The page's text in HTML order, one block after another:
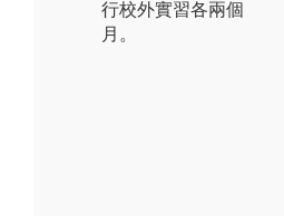
行校外實習各兩個
月。